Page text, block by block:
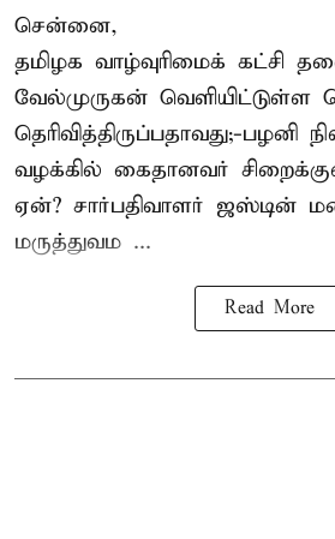
சென்னை,
தமிழக வாழ்வுரிமைக் கட்சி
வேல்முருகன் வெளியிட்டுள்ள
தெரிவித்திருப்பதாவது;-பழனி
வழக்கில் கைதானவர்
ஏன்? சார்பதிவாளர் ஜஸ்டின்
மருத்துவம ...
Read More